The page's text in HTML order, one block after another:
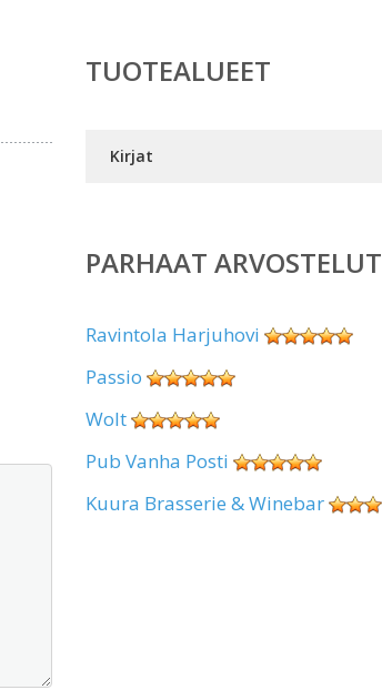
TUOTEALUEET
Kirjat
PARHAAT ARVOSTELUT
Ravintola Harjuhovi
Passio
Wolt
Pub Vanha Posti
Kuura Brasserie & Winebar